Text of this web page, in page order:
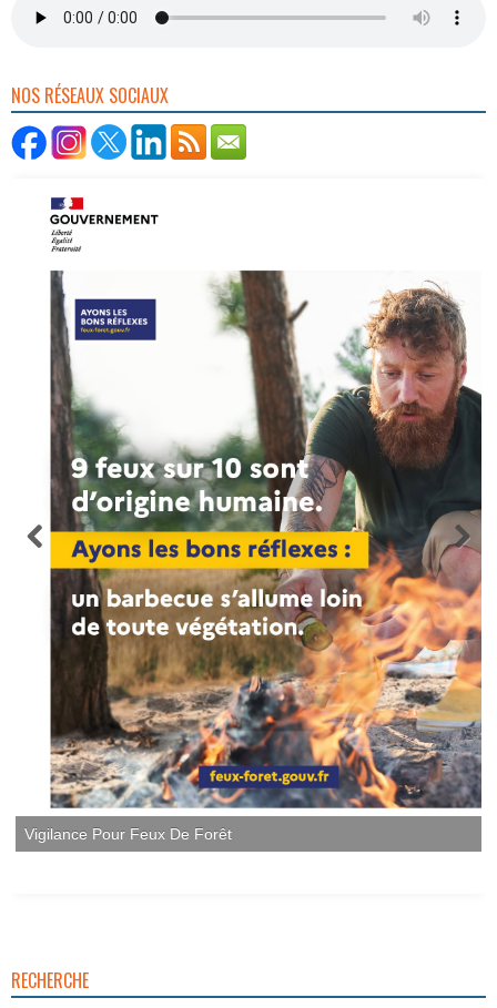
NOS RÉSEAUX SOCIAUX
RECHERCHE